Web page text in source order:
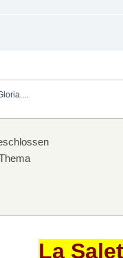
La